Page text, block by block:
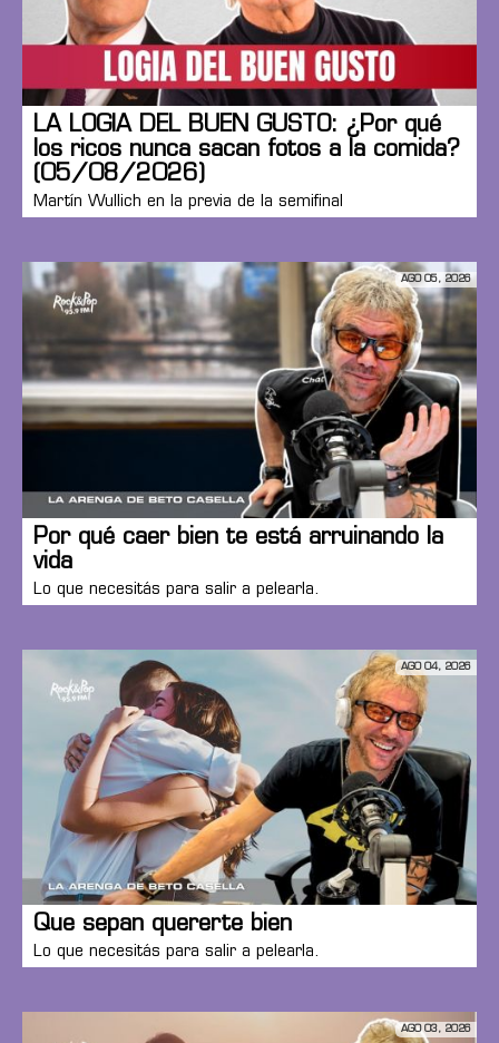
LA LOGIA DEL BUEN GUSTO: ¿Por qué
los ricos nunca sacan fotos a la comida?
(05/08/2026)
Martín Wullich en la previa de la semifinal
AGO 05, 2026
Por qué caer bien te está arruinando la
vida
Lo que necesitás para salir a pelearla.
AGO 04, 2026
Que sepan quererte bien
Lo que necesitás para salir a pelearla.
AGO 03, 2026